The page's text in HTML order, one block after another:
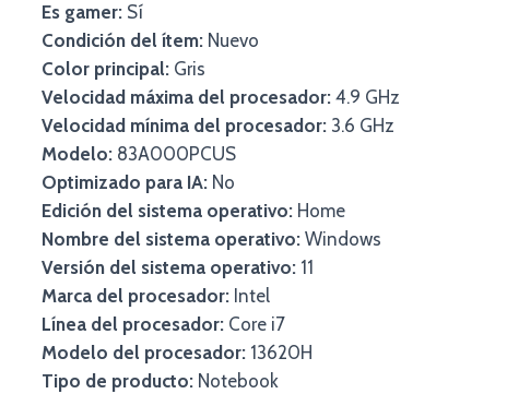
Es gamer: Sí
Condición del ítem: Nuevo
Color principal: Gris
Velocidad máxima del procesador: 4.9 GHz
Velocidad mínima del procesador: 3.6 GHz
Modelo: 83A000PCUS
Optimizado para IA: No
Edición del sistema operativo: Home
Nombre del sistema operativo: Windows
Versión del sistema operativo: 11
Marca del procesador: Intel
Línea del procesador: Core i7
Modelo del procesador: 13620H
Tipo de producto: Notebook